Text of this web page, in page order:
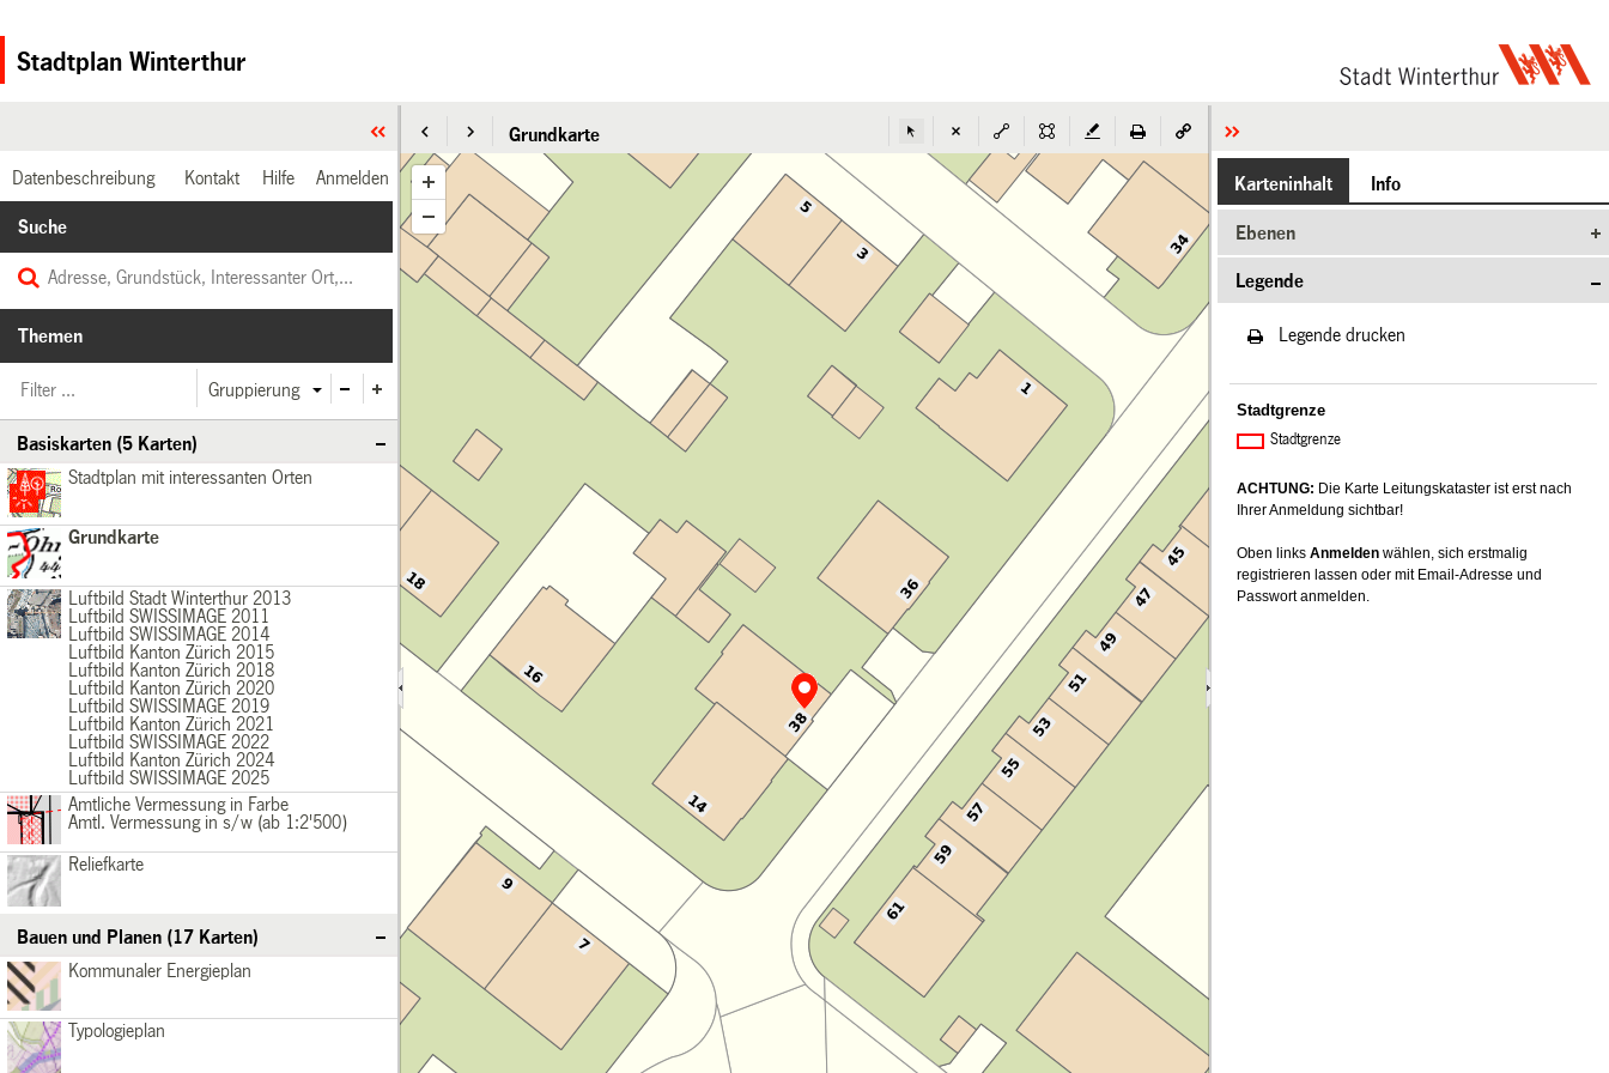
Grundkarte
Datenbeschreibung Kontakt Hilfe Anmelden
Suche
Themen
Gruppierung
Basiskarten (5 Karten)
Stadtplan
BasiskartenStadtplan mit interessanten Orten
Grundkarte
BasiskartenGrundkarte
Luftbild2013
Basiskarten
/div>
Luftbild Stadt Winterthur 2013
Luftbild SWISSIMAGE 2011
Luftbild SWISSIMAGE 2014
Luftbild Kanton Zürich 2015
Luftbild Kanton Zürich 2018
Luftbild Kanton Zürich 2020
Luftbild SWISSIMAGE 2019
Luftbild Kanton Zürich 2021
Luftbild SWISSIMAGE 2022
Luftbild Kanton Zürich 2024
Luftbild SWISSIMAGE 2025
AVfarbig
BasiskartenAmtliche Vermessung in Farbe
Amtl. Vermessung in s/w (ab 1:2'500)
Reliefkarte
BasiskartenReliefkarte
Bauen und Planen (17 Karten)
KommunalerEnergieplan
Bauen und Planen
Kommunaler Energieplan
Typologieplan
Bauen und Planen
Typologieplan
Karteninhalt Info
Ebenen
Legende
Legende drucken
Stadtgrenze
Stadtgrenze
ACHTUNG: Die Karte Leitungskataster ist erst nach
Ihrer Anmeldung sichtbar!
Oben links Anmelden wählen, sich erstmalig
registrieren lassen oder mit Email-Adresse und
Passwort anmelden.
Stadtplan Winterthur